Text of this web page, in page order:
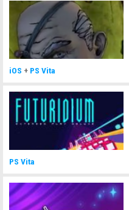
iOS + PS Vita
PS Vita